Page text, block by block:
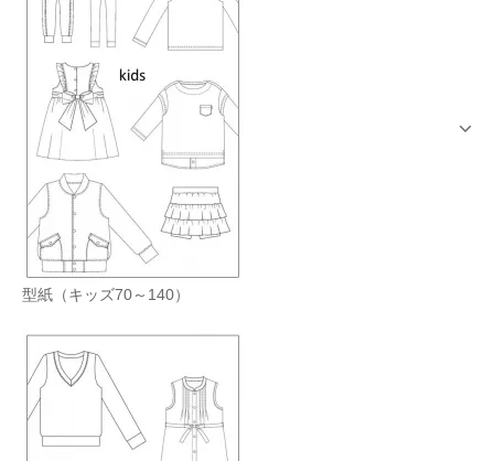
型紙（キッズ70～140）